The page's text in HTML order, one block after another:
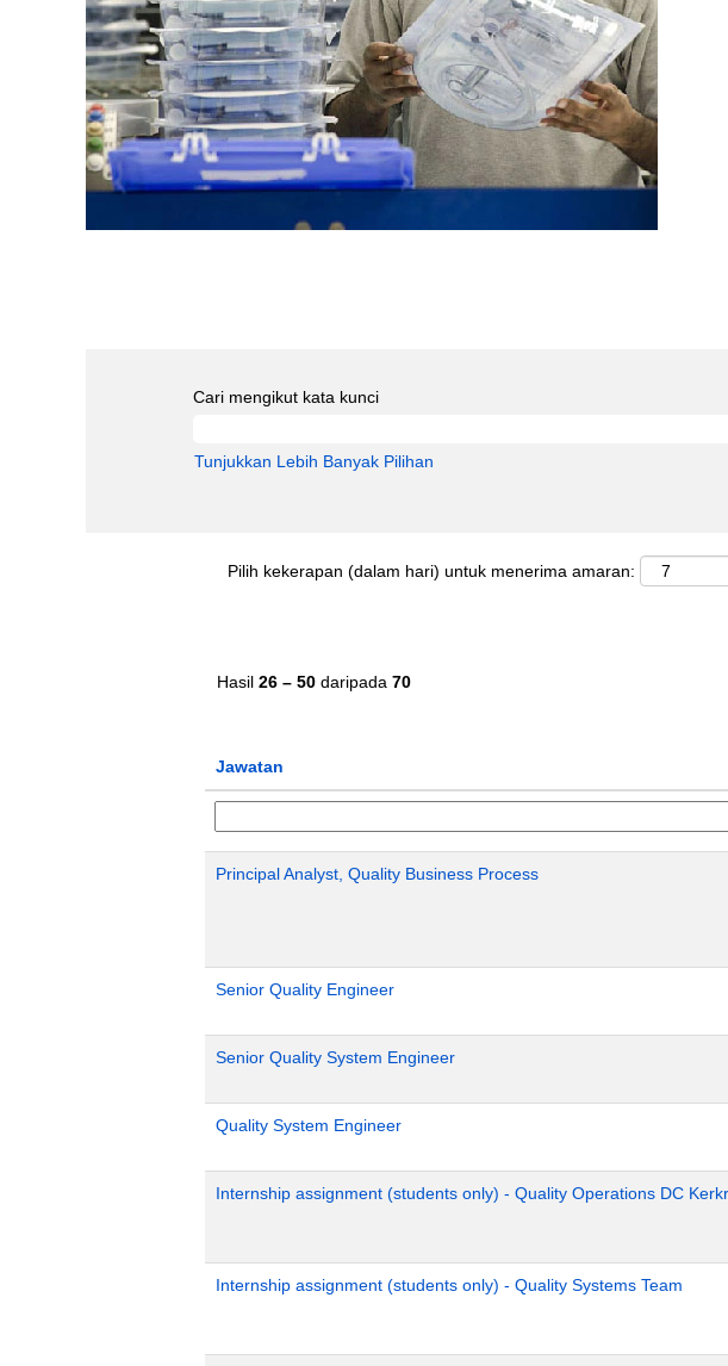
Cari mengikut kata kunci
Tunjukkan Lebih Banyak Pilihan
Pilih kekerapan (dalam hari) untuk menerima amaran:
Hasil 26 – 50 daripada 70
Jawatan
Principal Analyst, Quality Business Process
Senior Quality Engineer
Senior Quality System Engineer
Quality System Engineer
Internship assignment (students only) - Quality Operations DC
Internship assignment (students only) - Quality Systems Team